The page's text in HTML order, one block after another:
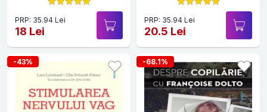
PRP: 35.94 Lei
18 Lei
PRP: 35.94 Lei
20.5 Lei
-43% -68.1%